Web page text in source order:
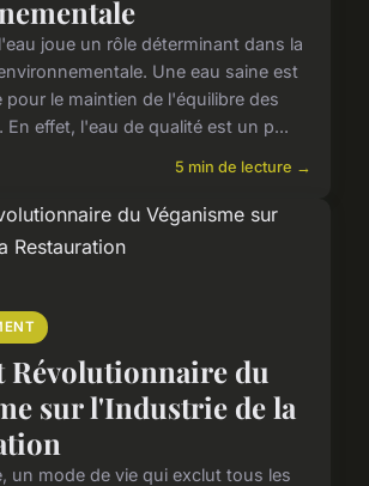
joue un rôle déterminant dans la
Une eau saine est
pour le maintien de l'équilibre des
En effet, l'eau de qualité est un p...
5 min de lecture →
Révolutionnaire du
sur l'Industrie de la
un mode de vie qui exclut tous les